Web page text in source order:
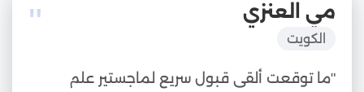
" مي العنزي
الكويت
"ما توقعت ألقى قبول سريع لماجستير علم